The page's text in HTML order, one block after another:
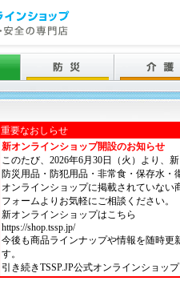
重要なおしらせ
新オンラインショップ開設のお知らせ
このたび、2026年6月30日（火）より、
防災用品・防犯用品・非常食・保存水・
オンラインショップに掲載されていな
フォームよりお気軽にご相談ください。
新オンラインショップはこちら
https://shop.tssp.jp/
今後も商品ラインナップや情報を随時更
す。
引き続きTSSP.JP公式オンラインショッ